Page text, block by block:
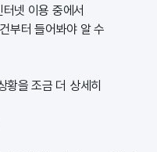
넷 이용 중에서
부터 들어봐야 알 수
황을 조금 더 상세히